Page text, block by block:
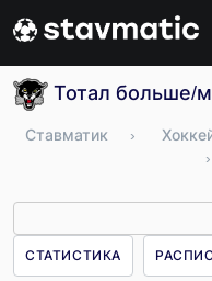
Тотал больше/
Ставматик ›
›
СТАТИСТИКА